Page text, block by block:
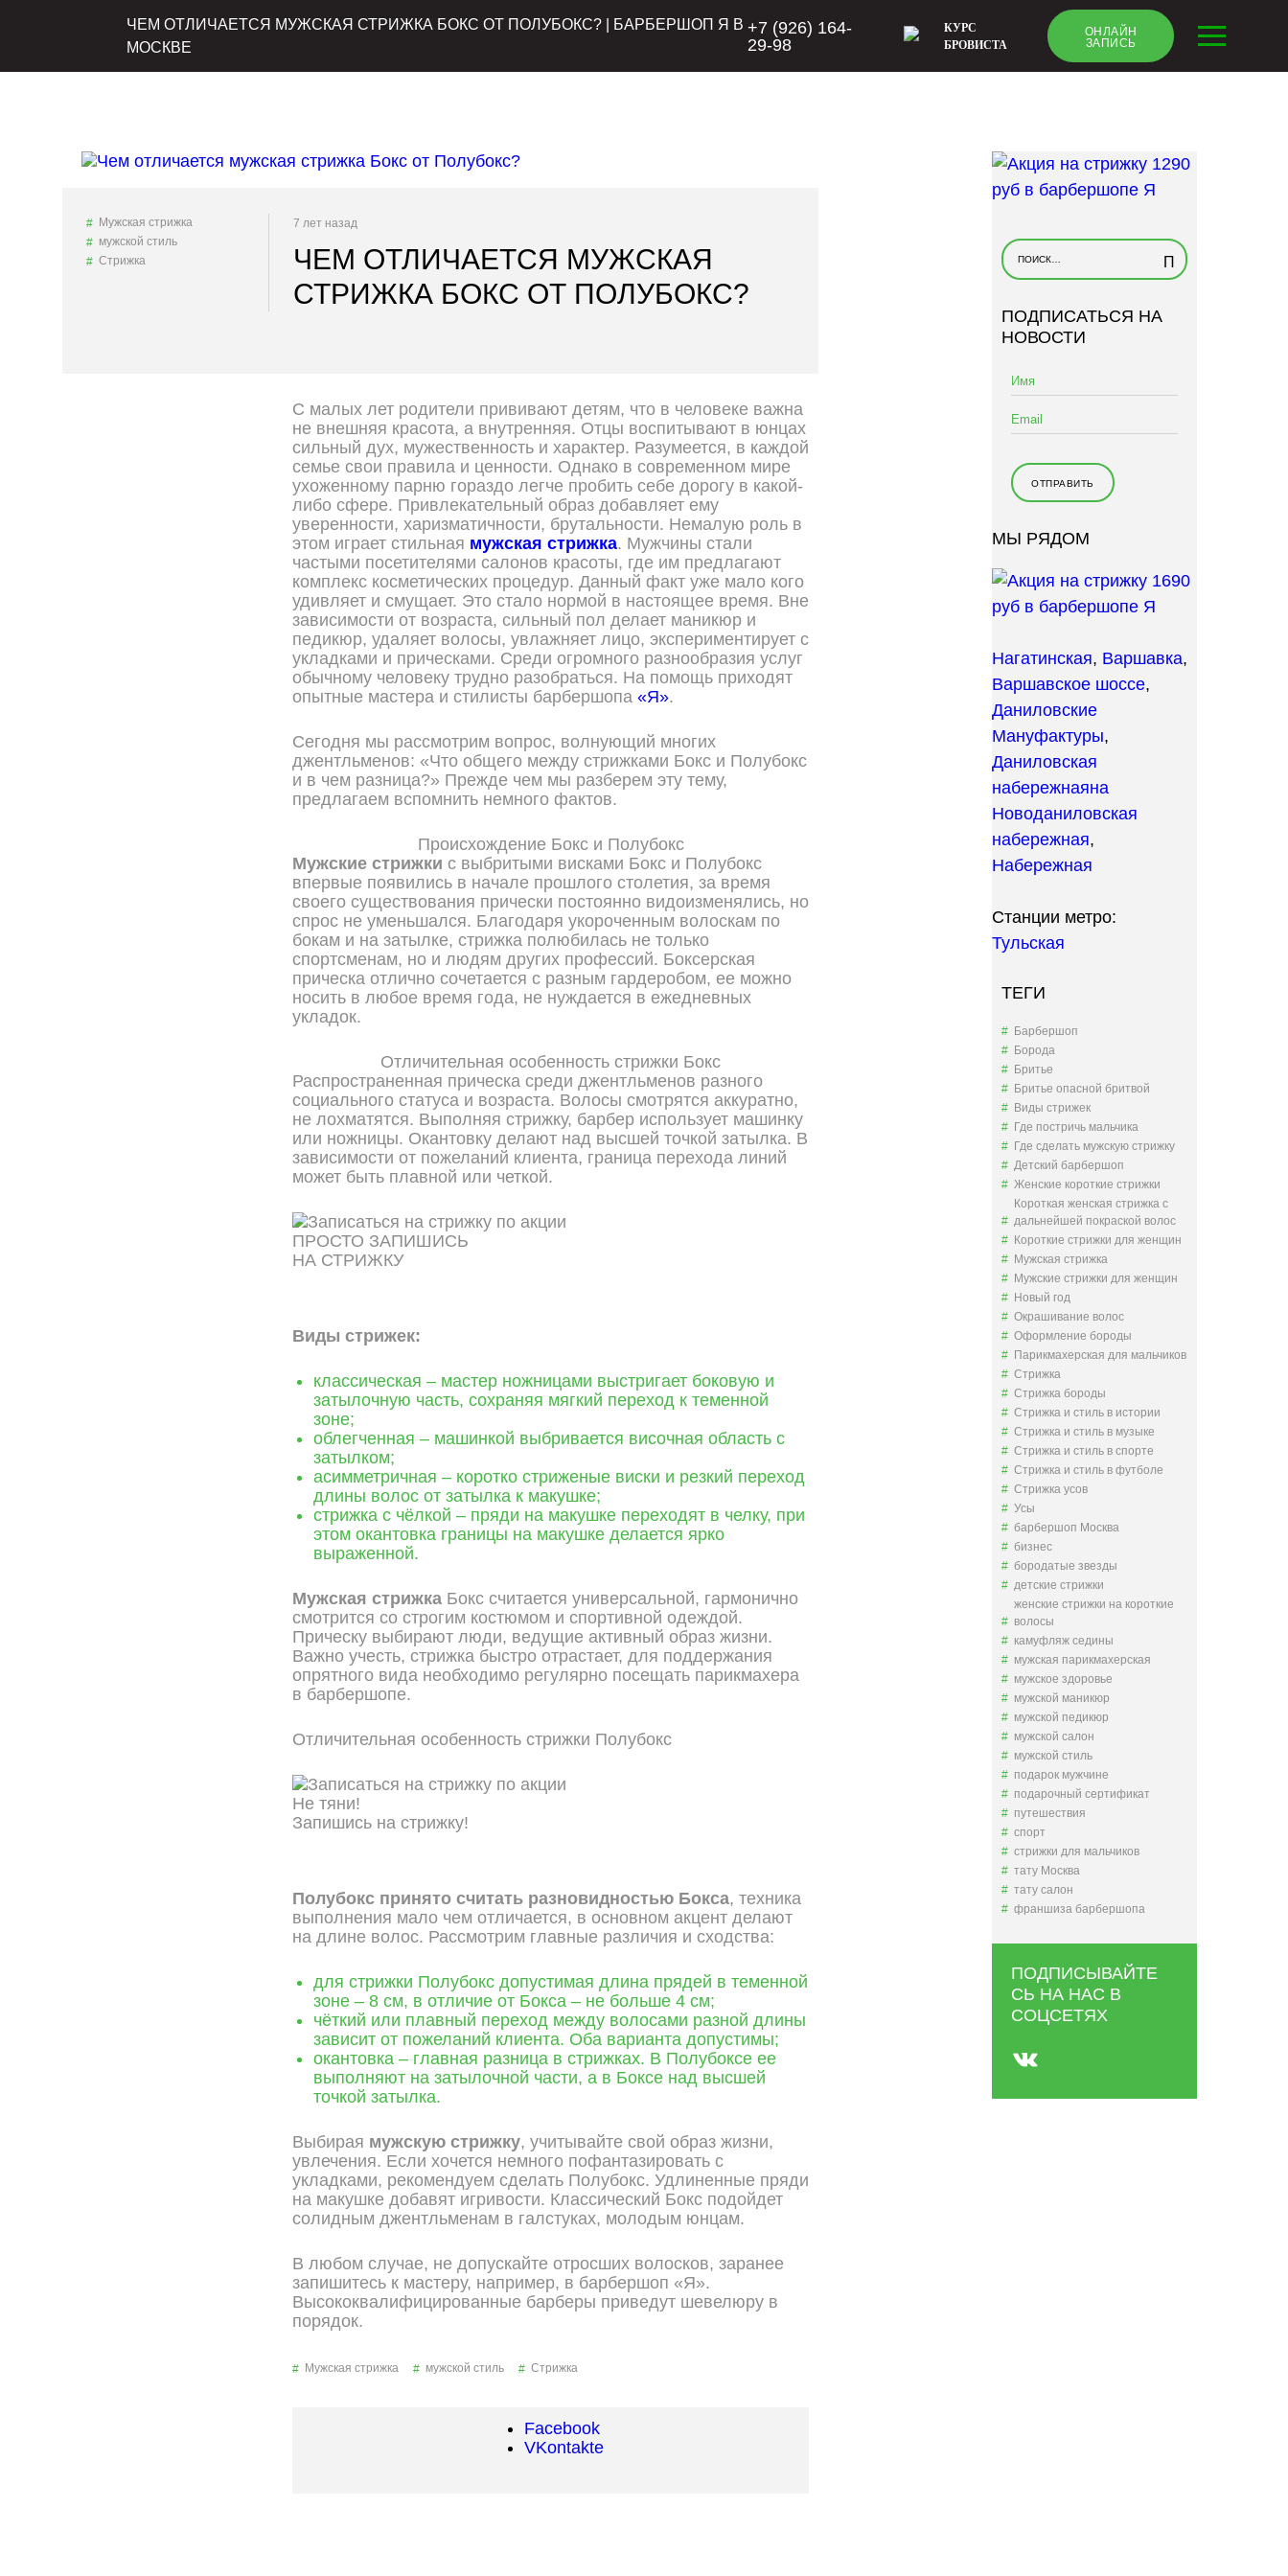
ЧЕМ ОТЛИЧАЕТСЯ МУЖСКАЯ СТРИЖКА БОКС ОТ ПОЛУБОКС? | БАРБЕРШОП Я В
МОСКВЕ
+7 (926) 164-
29-98
КУРС
БРОВИСТА
ОНЛАЙН
ЗАПИСЬ
Мужская стрижка
мужской стиль
Стрижка
7 лет назад
ЧЕМ ОТЛИЧАЕТСЯ МУЖСКАЯ
СТРИЖКА БОКС ОТ ПОЛУБОКС?
С малых лет родители прививают детям, что в человеке важна
не внешняя красота, а внутренняя. Отцы воспитывают в юнцах
сильный дух, мужественность и характер. Разумеется, в каждой
семье свои правила и ценности. Однако в современном мире
ухоженному парню гораздо легче пробить себе дорогу в какой-
либо сфере. Привлекательный образ добавляет ему
уверенности, харизматичности, брутальности. Немалую роль в
этом играет стильная мужская стрижка. Мужчины стали
частыми посетителями салонов красоты, где им предлагают
комплекс косметических процедур. Данный факт уже мало кого
удивляет и смущает. Это стало нормой в настоящее время. Вне
зависимости от возраста, сильный пол делает маникюр и
педикюр, удаляет волосы, увлажняет лицо, экспериментирует с
укладками и прическами. Среди огромного разнообразия услуг
обычному человеку трудно разобраться. На помощь приходят
опытные мастера и стилисты барбершопа «Я».
Сегодня мы рассмотрим вопрос, волнующий многих
джентльменов: «Что общего между стрижками Бокс и Полубокс
и в чем разница?» Прежде чем мы разберем эту тему,
предлагаем вспомнить немного фактов.
Происхождение Бокс и Полубокс
Мужские стрижки с выбритыми висками Бокс и Полубокс
впервые появились в начале прошлого столетия, за время
своего существования прически постоянно видоизменялись, но
спрос не уменьшался. Благодаря укороченным волоскам по
бокам и на затылке, стрижка полюбилась не только
спортсменам, но и людям других профессий. Боксерская
прическа отлично сочетается с разным гардеробом, ее можно
носить в любое время года, не нуждается в ежедневных
укладок.
Отличительная особенность стрижки Бокс
Распространенная прическа среди джентльменов разного
социального статуса и возраста. Волосы смотрятся аккуратно,
не лохматятся. Выполняя стрижку, барбер использует машинку
или ножницы. Окантовку делают над высшей точкой затылка. В
зависимости от пожеланий клиента, граница перехода линий
может быть плавной или четкой.
ПРОСТО ЗАПИШИСЬ
НА СТРИЖКУ
Виды стрижек:
классическая – мастер ножницами выстригает боковую и
затылочную часть, сохраняя мягкий переход к теменной
зоне;
облегченная – машинкой выбривается височная область с
затылком;
асимметричная – коротко стриженые виски и резкий переход
длины волос от затылка к макушке;
стрижка с чёлкой – пряди на макушке переходят в челку, при
этом окантовка границы на макушке делается ярко
выраженной.
Мужская стрижка Бокс считается универсальной, гармонично
смотрится со строгим костюмом и спортивной одеждой.
Прическу выбирают люди, ведущие активный образ жизни.
Важно учесть, стрижка быстро отрастает, для поддержания
опрятного вида необходимо регулярно посещать парикмахера
в барбершопе.
Отличительная особенность стрижки Полубокс
Не тяни!
Запишись на стрижку!
Полубокс принято считать разновидностью Бокса, техника
выполнения мало чем отличается, в основном акцент делают
на длине волос. Рассмотрим главные различия и сходства:
для стрижки Полубокс допустимая длина прядей в теменной
зоне – 8 см, в отличие от Бокса – не больше 4 см;
чёткий или плавный переход между волосами разной длины
зависит от пожеланий клиента. Оба варианта допустимы;
окантовка – главная разница в стрижках. В Полубоксе ее
выполняют на затылочной части, а в Боксе над высшей
точкой затылка.
Выбирая мужскую стрижку, учитывайте свой образ жизни,
увлечения. Если хочется немного пофантазировать с
укладками, рекомендуем сделать Полубокс. Удлиненные пряди
на макушке добавят игривости. Классический Бокс подойдет
солидным джентльменам в галстуках, молодым юнцам.
В любом случае, не допускайте отросших волосков, заранее
запишитесь к мастеру, например, в барбершоп «Я».
Высококвалифицированные барберы приведут шевелюру в
порядок.
Мужская стрижка мужской стиль Стрижка
Facebook
VKontakte
Н
а
т
ПОДПИСАТЬСЯ НА
НОВОСТИ
МЫ РЯДОМ
Нагатинская, Варшавка,
Варшавское шоссе,
Даниловские
Мануфактуры,
Даниловская
набережнаяна
Новоданиловская
набережная,
Набережная
Станции метро:
Тульская
ТЕГИ
Барбершоп
Борода
Бритье
Бритье опасной бритвой
Виды стрижек
Где постричь мальчика
Где сделать мужскую стрижку
Детский барбершоп
Женские короткие стрижки
Короткая женская стрижка с
дальнейшей покраской волос
Короткие стрижки для женщин
Мужская стрижка
Мужские стрижки для женщин
Новый год
Окрашивание волос
Оформление бороды
Парикмахерская для мальчиков
Стрижка
Стрижка бороды
Стрижка и стиль в истории
Стрижка и стиль в музыке
Стрижка и стиль в спорте
Стрижка и стиль в футболе
Стрижка усов
Усы
барбершоп Москва
бизнес
бородатые звезды
детские стрижки
женские стрижки на короткие
волосы
камуфляж седины
мужская парикмахерская
мужское здоровье
мужской маникюр
мужской педикюр
мужской салон
мужской стиль
подарок мужчине
подарочный сертификат
путешествия
спорт
стрижки для мальчиков
тату Москва
тату салон
франшиза барбершопа
ПОДПИСЫВАЙТЕ
СЬ НА НАС В
СОЦСЕТЯХ